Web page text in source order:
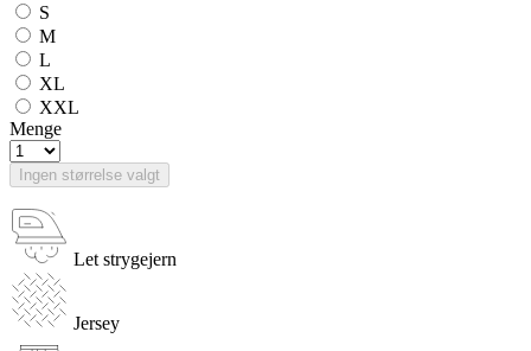
S
M
L
XL
XXL
Menge
Ingen størrelse valgt
Let strygejern
Jersey